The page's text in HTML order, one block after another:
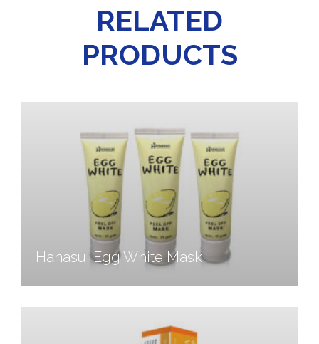
RELATED
PRODUCTS
Hanasui Egg White Mask